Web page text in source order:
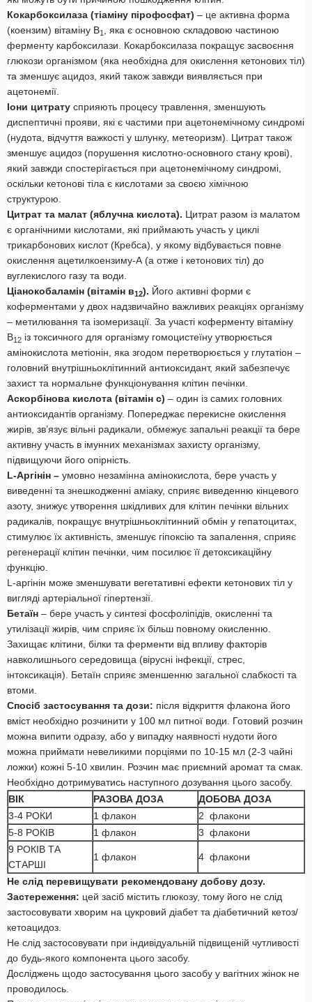
Кокарбоксилаза (тіаміну пірофосфат) – це активна форма
(коензим) вітаміну В1
, яка є основною складовою частиною
ферменту карбоксилази. Кокарбоксилаза покращує засвоєння
глюкози організмом (яка необхідна для окислення кетонових тіл)
та зменшує ацидоз, який також завжди виявляється при
ацетонемії.
Іони цитрату сприяють процесу травлення, зменшують
диспептичні прояви, які є частими при ацетонемічному синдромі
(нудота, відчуття важкості у шлунку, метеоризм). Цитрат також
зменшує ацидоз (порушення кислотно-основного стану крові),
який завжди спостерігається при ацетонемічному синдромі,
оскільки кетонові тіла є кислотами за своєю хімічною
структурою.
Цитрат та малат (яблучна кислота). Цитрат разом із малатом
є органічними кислотами, які приймають участь у циклі
трикарбонових кислот (Кребса), у якому відбувається повне
окислення ацетилкоензиму-А (а отже і кетонових тіл) до
вуглекислого газу та води.
Ціанокобаламін (вітамін в12). Його активні форми є
коферментами у двох надзвичайно важливих реакціях організму
– метилювання та ізомеризації. За участі коферменту вітаміну
В12 із токсичного для організму гомоцистеїну утворюється
амінокислота метіонін, яка згодом перетворюється у глутатіон –
головний внутрішньоклітинний антиоксидант, який забезпечує
захист та нормальне функціонування клітин печінки.
Аскорбінова кислота (вітамін с) – один із самих головних
антиоксидантів організму. Попереджає перекисне окислення
жирів, зв’язує вільні радикали, обмежує запальні реакції та бере
активну участь в імунних механізмах захисту організму,
підвищуючи його опірність.
L-Аргінін – умовно незамінна амінокислота, бере участь у
виведенні та знешкодженні аміаку, сприяє виведенню кінцевого
азоту, знижує утворення шкідливих для клітин печінки вільних
радикалів, покращує внутрішньоклітинний обмін у гепатоцитах,
стимулює їх активність, зменшує гіпоксію та запалення, сприяє
регенерації клітин печінки, чим посилює її детоксикаційну
функцію.
L-аргінін може зменшувати вегетативні ефекти кетонових тіл у
вигляді артеріальної гіпертензії.
Бетаїн – бере участь у синтезі фосфоліпідів, окисленні та
утилізації жирів, чим сприяє їх більш повному окисленню.
Захищає клітини, білки та ферменти від впливу факторів
навколишнього середовища (вірусні інфекції, стрес,
інтоксикація). Бетаїн сприяє зменшенню загальної слабкості та
втоми.
Спосіб застосування та дози: після відкриття флакона його
вміст необхідно розчинити у 100 мл питної води. Готовий розчин
можна випити одразу, або у випадку наявності нудоти його
можна приймати невеликими порціями по 10-15 мл (2-3 чайні
ложки) кожні 5-10 хвилин. Розчин має приємний аромат та смак.
Необхідно дотримуватись наступного дозування цього засобу.
ВІК
РАЗОВА ДОЗА
ДОБОВА ДОЗА
3-4 РОКИ
1 флакон
2 флакони
5-8 РОКІВ
1 флакон
3 флакони
9 РОКІВ ТА
СТАРШІ
1 флакон 4 флакони
Не слід перевищувати рекомендовану добову дозу.
Застереження: цей засіб містить глюкозу, тому його не слід
застосовувати хворим на цукровий діабет та діабетичний кетоз/
кетоацидоз.
Не слід застосовувати при індивідуальній підвищеній чутливості
до будь-якого компонента цього засобу.
Досліджень щодо застосування цього засобу у вагітних жінок не
проводилось.